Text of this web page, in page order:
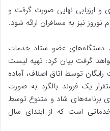
و ارزیابی نهایی صورت گرفت و
نوروز نیز به مسافران ارائه شود.
دستگاه‌های عضو ستاد خدمات
گرفت بیان کرد: تهیه لیست
توسط اتاق اصناف، آماده
در هر ۵ شهر و استقرار یک فروند بالگرد به صورت
برنامه‌های شاد و متنوع توسط
خدماتی است که از ابتدای سال